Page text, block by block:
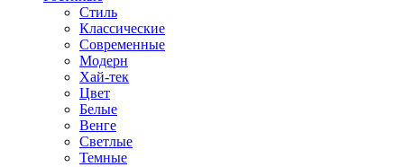
Стиль
Классические
Современные
Модерн
Хай-тек
Цвет
Белые
Венге
Светлые
Темные